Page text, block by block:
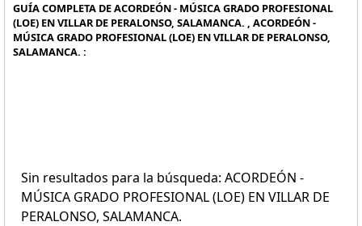
GUÍA COMPLETA DE ACORDEÓN - MÚSICA GRADO PROFESIONAL
(LOE) EN VILLAR DE PERALONSO, SALAMANCA. , ACORDEÓN -
MÚSICA GRADO PROFESIONAL (LOE) EN VILLAR DE PERALONSO,
SALAMANCA. :
Sin resultados para la búsqueda: ACORDEÓN -
MÚSICA GRADO PROFESIONAL (LOE) EN VILLAR DE
PERALONSO, SALAMANCA.